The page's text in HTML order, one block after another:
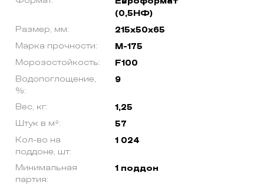
(0,5НФ)
Размер, мм: 215х50х65
Марка прочности: М-175
Морозостойкость: F100
Водопоглощение,
%:
9
Вес, кг: 1,25
Штук в м²: 57
Кол-во на
поддоне, шт:
1 024
Минимальная
партия:
1 поддон